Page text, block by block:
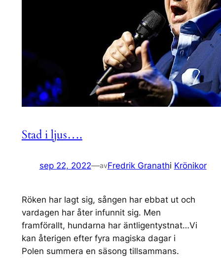
Stad i ljus….
sep 22, 2022—avFredrik Granathi Krönikor
Röken har lagt sig, sången har ebbat ut och
vardagen har åter infunnit sig. Men
framförallt, hundarna har äntligentystnat…Vi
kan återigen efter fyra magiska dagar i
Polen summera en säsong tillsammans.